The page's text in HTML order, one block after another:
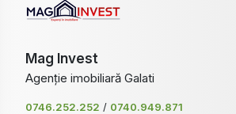
Mag Invest
Agenție imobiliară Galati
0746.252.252 / 0740.949.871